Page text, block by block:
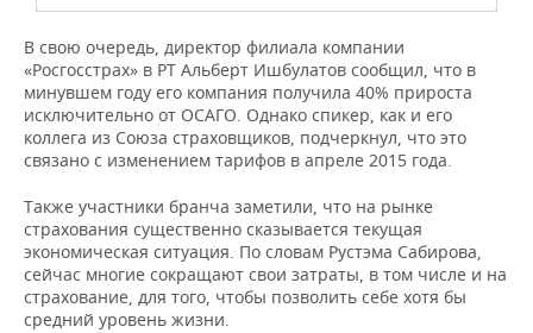
В свою очередь, директор филиала компании
«Росгосстрах» в РТ Альберт Ишбулатов сообщил, что в
минувшем году его компания получила 40% прироста
исключительно от ОСАГО. Однако спикер, как и его
коллега из Союза страховщиков, подчеркнул, что это
связано с изменением тарифов в апреле 2015 года.
Также участники бранча заметили, что на рынке
страхования существенно сказывается текущая
экономическая ситуация. По словам Рустэма Сабирова,
сейчас многие сокращают свои затраты, в том числе и на
страхование, для того, чтобы позволить себе хотя бы
средний уровень жизни.